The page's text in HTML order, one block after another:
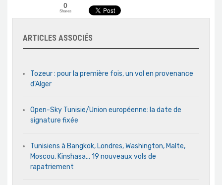
0
Shares
ARTICLES ASSOCIÉS
Tozeur : pour la première fois, un vol en provenance
d’Alger
Open-Sky Tunisie/Union européenne: la date de
signature fixée
Tunisiens à Bangkok, Londres, Washington, Malte,
Moscou, Kinshasa… 19 nouveaux vols de
rapatriement